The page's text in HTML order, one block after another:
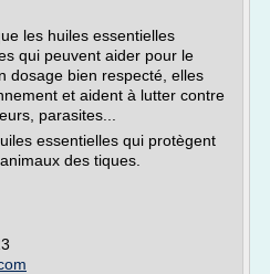
les huiles essentielles
qui peuvent aider pour le
dosage bien respecté, elles
et aident à lutter contre
parasites...
essentielles qui protègent
des tiques.